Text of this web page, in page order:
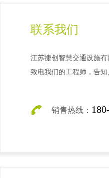
联系我们
江苏捷创智慧交通设施
致电我们的工程师，告
销售热线：